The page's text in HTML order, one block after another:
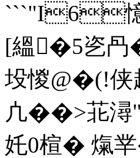
```"I6憶 �
[縕�5乲冎
坄惾@�(!
凣��>苝
奼0楦� 熂丵